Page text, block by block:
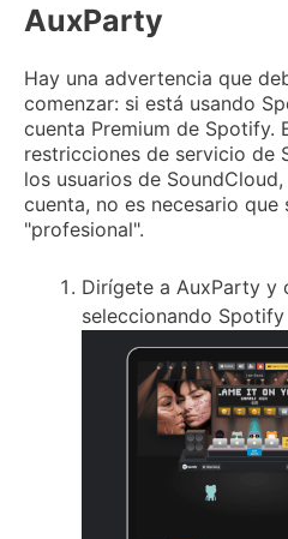
AuxParty
Hay una advertencia que
comenzar: si está usando
cuenta Premium de Spotify.
restricciones de servicio de
los usuarios de
cuenta, no es necesario que
"profesional".
Dirígete a AuxParty y
seleccionando